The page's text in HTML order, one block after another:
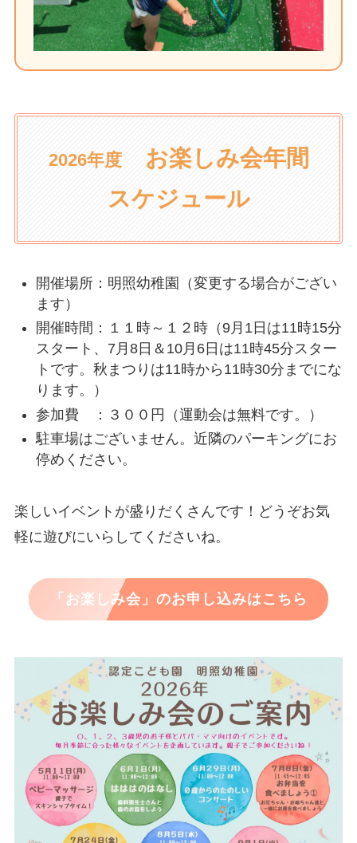
2026年度お楽しみ会年間
スケジュール
開催場所：明照幼稚園（変更する場合がござい
ます）
開催時間：１１時～１２時（9月1日は11時15分
スタート、7月8日＆10月6日は11時45分スター
トです。秋まつりは11時から11時30分までにな
ります。）
参加費 ：３００円（運動会は無料です。）
駐車場はございません。近隣のパーキングにお
停めください。
楽しいイベントが盛りだくさんです！どうぞお気
軽に遊びにいらしてくださいね。
「お楽しみ会」のお申し込みはこちら